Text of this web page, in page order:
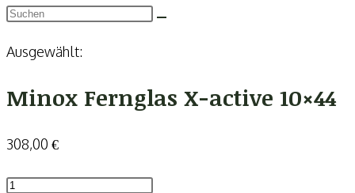
Ausgewählt:
Minox Fernglas X-active 10×44
308,00 €
Minox